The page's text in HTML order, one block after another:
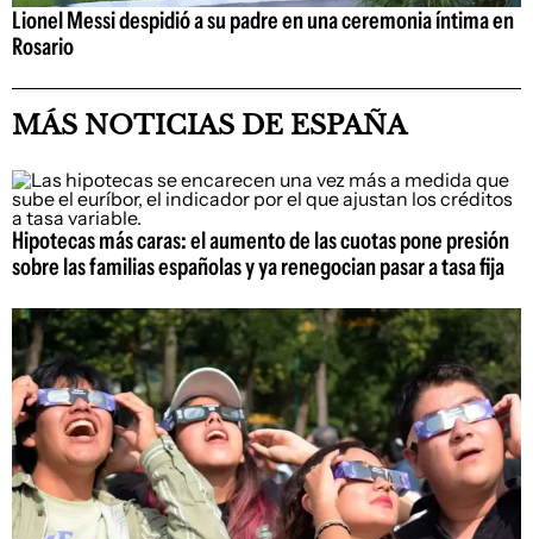
Lionel Messi despidió a su padre en una ceremonia íntima en
Rosario
MÁS NOTICIAS DE ESPAÑA
Hipotecas más caras: el aumento de las cuotas pone presión
sobre las familias españolas y ya renegocian pasar a tasa fija